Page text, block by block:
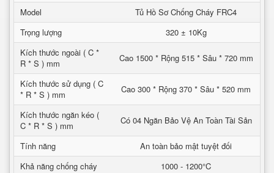
Model
Tủ Hồ Sơ Chống Cháy FRC4
Trọng lượng
320 ± 10Kg
Kích thước ngoài ( C *
R * S ) mm
Cao 1500 * Rộng 515 * Sâu * 720 mm
Kích thước sử dụng ( C
* R * S ) mm
Cao 300 * Rộng 370 * Sâu * 520 mm
Kích thước ngăn kéo (
C * R * S ) mm
Có 04 Ngăn Bảo Vệ An Toàn Tài Sản
Tính năng
An toàn bảo mật tuyệt đối
Khả năng chống cháy
1000 - 1200°C